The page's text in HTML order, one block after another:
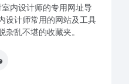
内设计师的专用网址导
设计师常用的网站及工具
乱不堪的收藏夹。